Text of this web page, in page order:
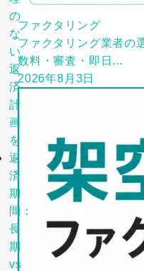
の
な
い
返
済
計
画
を
返
済
期
間：
長
期
vs
ファクタリング
ファクタリング業者の
数料・審査・即日...
2026年8月3日